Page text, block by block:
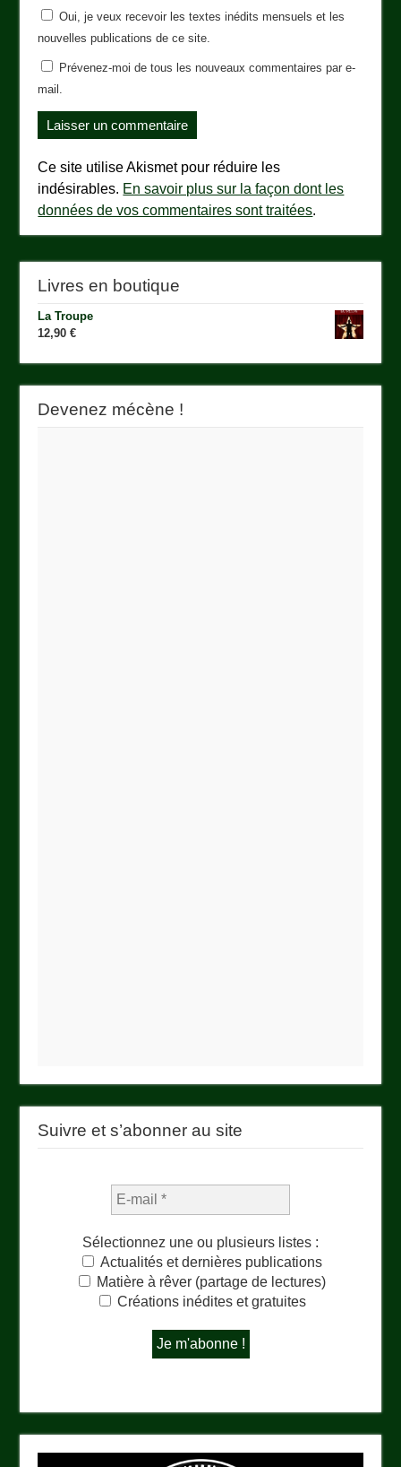
Oui, je veux recevoir les textes inédits mensuels et les
nouvelles publications de ce site.
Prévenez-moi de tous les nouveaux commentaires par e-
mail.
Ce site utilise Akismet pour réduire les
indésirables. En savoir plus sur la façon dont les
données de vos commentaires sont traitées.
Livres en boutique
La Troupe
12,90€
Devenez mécène !
Suivre et s’abonner au site
Sélectionnez une ou plusieurs listes :
Actualités et dernières publications
Matière à rêver (partage de lectures)
Créations inédites et gratuites